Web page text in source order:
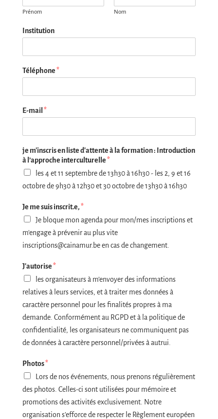
Prénom Nom
Institution
Téléphone*
E-mail *
je m'inscris en liste d'attente à la formation : Introduction
à l’approche interculturelle*
les 4 et 11 septembre de 13h30 à 16h30 - les 2, 9 et 16
octobre de 9h30 à 12h30 et 30 octobre de 13h30 à 16h30
I
n
s
t
u
t
i
n
s
u
Je me suis inscrit.e,*
Je bloque mon agenda pour mon/mes inscriptions et
m'engage à prévenir au plus vite
inscriptions@cainamur.be en cas de changement.
J'autorise*
les organisateurs à m’envoyer des informations
relatives à leurs services, et à traiter mes données à
caractère personnel pour les finalités propres à ma
demande. Conformément au RGPD et à la politique de
confidentialité, les organisateurs ne communiquent pas
de données à caractère personnel/privées à autrui.
Photos*
Lors de nos événements, nous prenons régulièrement
des photos. Celles-ci sont utilisées pour mémoire et
promotions des activités exclusivement. Notre
organisation s’efforce de respecter le Règlement européen